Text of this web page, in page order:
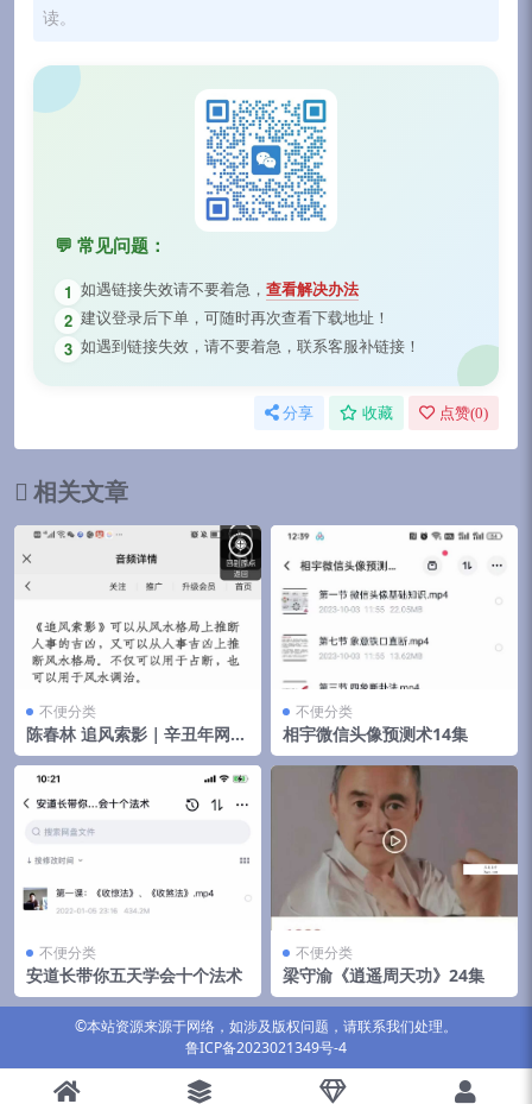
读。
💬 常见问题：
1 如遇链接失效请不要着急， 查看解决办法
2 建议登录后下单，可随时再次查看下载地址！
3 如遇到链接失效，请不要着急，联系客服补链接！
分享 收藏 点赞(0)
相关文章
不便分类
陈春林 追风索影｜辛丑年网授
班录音
不便分类
相宇微信头像预测术14集
不便分类
安道长带你五天学会十个法术
不便分类
梁守渝《逍遥周天功》24集
©本站资源来源于网络，如涉及版权问题，请联系我们处理。
鲁ICP备2023021349号-4